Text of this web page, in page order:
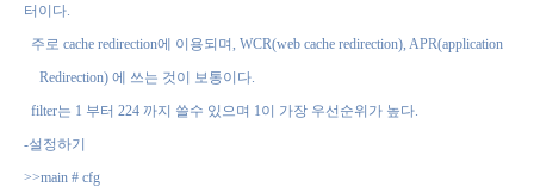
터이다.
주로 cache redirection에 이용되며, WCR(web cache redirection), APR(application
Redirection)에 쓰는 것이 보통이다.
filter는 1 부터 224 까지 쓸수 있으며 1이 가장 우선순위가 높다.
-설정하기
>>main # cfg